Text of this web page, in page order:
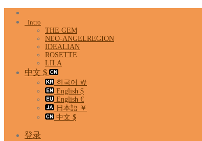
Skip
Intro
THE GEM
NEO-ANGELREGION
IDEALIAN
ROSETTE
LILA
中文 $
한국어 ￦
English $
English €
日本語 ￥
中文 $
登录